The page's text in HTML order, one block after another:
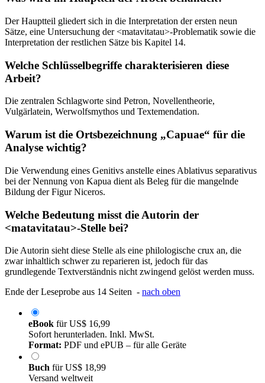
Der Hauptteil gliedert sich in die Interpretation der ersten neun
Sätze, eine Untersuchung der <matavitatau>-Problematik sowie die
Interpretation der restlichen Sätze bis Kapitel 14.
Welche Schlüsselbegriffe charakterisieren diese
Arbeit?
Die zentralen Schlagworte sind Petron, Novellentheorie,
Vulgärlatein, Werwolfsmythos und Textemendation.
Warum ist die Ortsbezeichnung „Capuae“ für die
Analyse wichtig?
Die Verwendung eines Genitivs anstelle eines Ablativus separativus
bei der Nennung von Kapua dient als Beleg für die mangelnde
Bildung der Figur Niceros.
Welche Bedeutung misst die Autorin der
<matavitatau>-Stelle bei?
Die Autorin sieht diese Stelle als eine philologische crux an, die
zwar inhaltlich schwer zu reparieren ist, jedoch für das
grundlegende Textverständnis nicht zwingend gelöst werden muss.
Ende der Leseprobe aus 14 Seiten - nach oben
eBook fürUS$ 16,99
Sofort herunterladen. Inkl. MwSt.
Format: PDF und ePUB – für alle Geräte
Buch fürUS$ 18,99
Versand weltweit